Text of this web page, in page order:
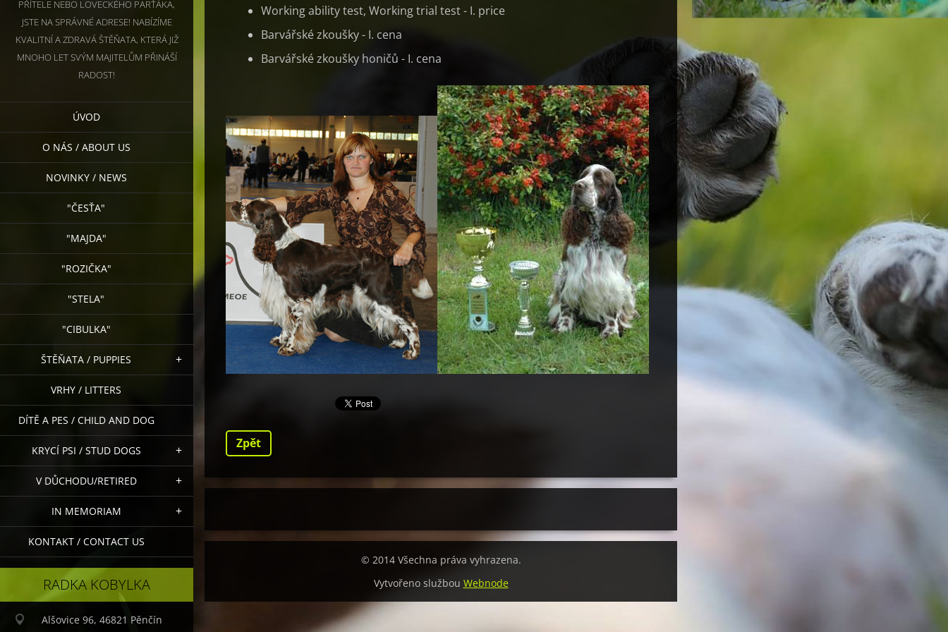
PŘÍTELE NEBO LOVECKÉHO PARŤÁKA,
JSTE NA SPRÁVNÉ ADRESE! NABÍZÍME
KVALITNÍ A ZDRAVÁ ŠTĚŇATA, KTERÁ JIŽ
MNOHO LET SVÝM MAJITELŮM PŘINÁŠÍ
RADOST!
ÚVOD
O NÁS / ABOUT US
NOVINKY / NEWS
"ČESŤA"
"MAJDA"
"ROZIČKA"
"STELA"
"CIBULKA"
ŠTĚŇATA / PUPPIES
VRHY / LITTERS
DÍTĚ A PES / CHILD AND DOG
KRYCÍ PSI / STUD DOGS
V DŮCHODU/RETIRED
IN MEMORIAM
KONTAKT / CONTACT US
RADKA KOBYLKA
Alšovice 96, 46821 Pěnčín
Working ability test, Working trial test - I. price
Barvářské zkoušky - I. cena
Barvářské zkoušky honičů - I. cena
Zpět
© 2014 Všechna práva vyhrazena.
Vytvořeno službou Webnode